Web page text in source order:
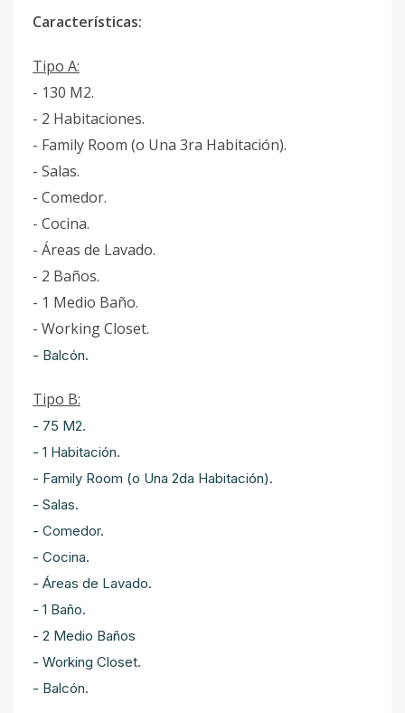
Características:
Tipo A:
- 130 M2.
- 2 Habitaciones.
- Family Room (o Una 3ra Habitación).
- Salas.
- Comedor.
- Cocina.
- Áreas de Lavado.
- 2 Baños.
- 1 Medio Baño.
- Working Closet.
- Balcón.
Tipo B:
- 75 M2.
- 1 Habitación.
- Family Room (o Una 2da Habitación).
- Salas.
- Comedor.
- Cocina.
- Áreas de Lavado.
- 1 Baño.
- 2 Medio Baños
- Working Closet.
- Balcón.